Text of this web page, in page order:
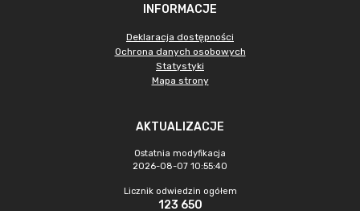
INFORMACJE
Deklaracja dostępności
Ochrona danych osobowych
Statystyki
Mapa strony
AKTUALIZACJE
Ostatnia modyfikacja
2026-08-07 10:55:40
Licznik odwiedzin ogółem
123 650